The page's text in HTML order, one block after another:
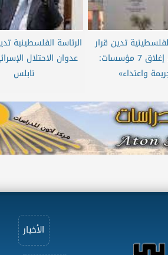
تدين قرار
الاحتلال إغلاق 7 مؤسسات:
واعتداء»
الرئاسة الفلسطينية
عدوان الاحتلال
نابلس
الأخبار